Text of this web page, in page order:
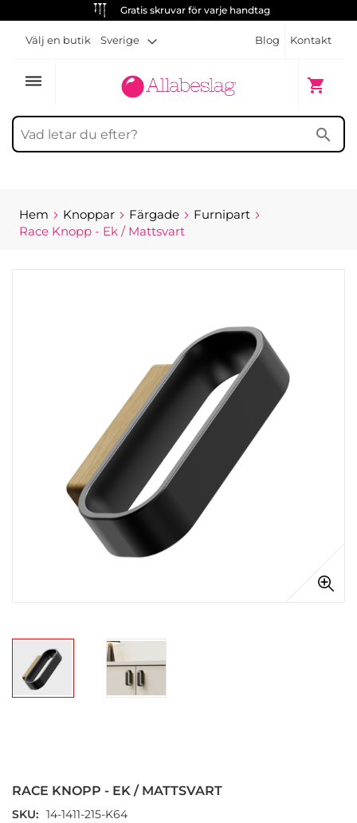
Gratis skruvar för varje handtag
Blog Kontakt
Välj en butik Sverige
dehaze shopping_cart
Min
search
Hem Knoppar Färgade
Furnipart
Race Knopp - Ek / Mattsvart
av
bildgalleriet
RACE KNOPP - EK / MATTSVART
SKU
14-1411-215-K64